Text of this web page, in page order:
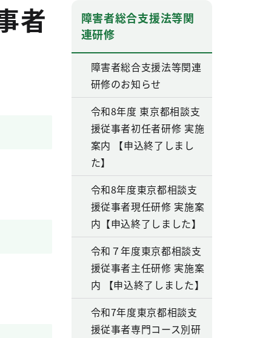
者
障害者総合支援法等関
連研修
障害者総合支援法等関連
研修のお知らせ
令和8年度 東京都相談支
援従事者初任者研修 実施
案内 【申込終了しまし
た】
令和8年度東京都相談支
援従事者現任研修 実施案
内【申込終了しました】
令和７年度東京都相談支
援従事者主任研修 実施案
内 【申込終了しました】
令和7年度東京都相談支
援従事者専門コース別研